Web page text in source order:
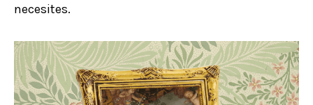
necesites.